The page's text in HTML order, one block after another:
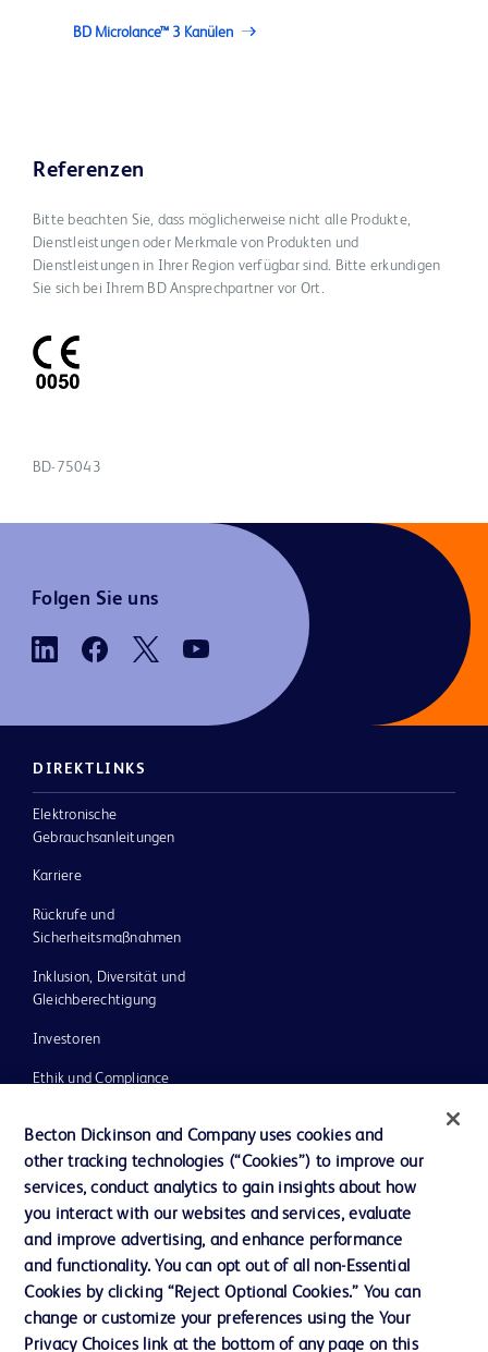
BD Microlance™ 3 Kanülen
Referenzen
Bitte beachten Sie, dass möglicherweise nicht alle Produkte,
Dienstleistungen oder Merkmale von Produkten und
Dienstleistungen in Ihrer Region verfügbar sind. Bitte erkundigen
Sie sich bei Ihrem BD Ansprechpartner vor Ort.
BD-75043
Folgen Sie uns
DIREKTLINKS
Elektronische
Gebrauchsanleitungen
Karriere
Rückrufe und
Sicherheitsmaßnahmen
Inklusion, Diversität und
Gleichberechtigung
Investoren
Ethik und Compliance
Neuigkeiten, Medien und Blogs
Support
Unser Unternehmen
AGB
Becton Dickinson and Company uses cookies and
other tracking technologies (“Cookies”) to improve our
services, conduct analytics to gain insights about how
you interact with our websites and services, evaluate
and improve advertising, and enhance performance
and functionality. You can opt out of all non-Essential
Cookies by clicking “Reject Optional Cookies.” You can
change or customize your preferences using the Your
Privacy Choices link at the bottom of any page on this